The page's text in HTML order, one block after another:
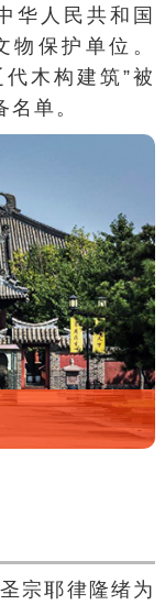
华人民共和国
物保护单位 。
木构建筑”被
单。
宗耶律隆绪为